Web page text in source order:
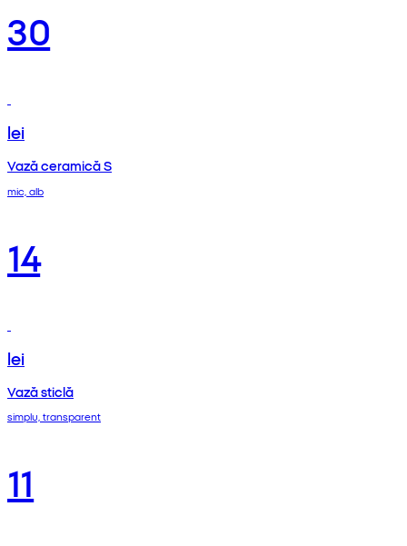
30
lei
Vază ceramică S
mic, alb
14
lei
Vază sticlă
simplu, transparent
11